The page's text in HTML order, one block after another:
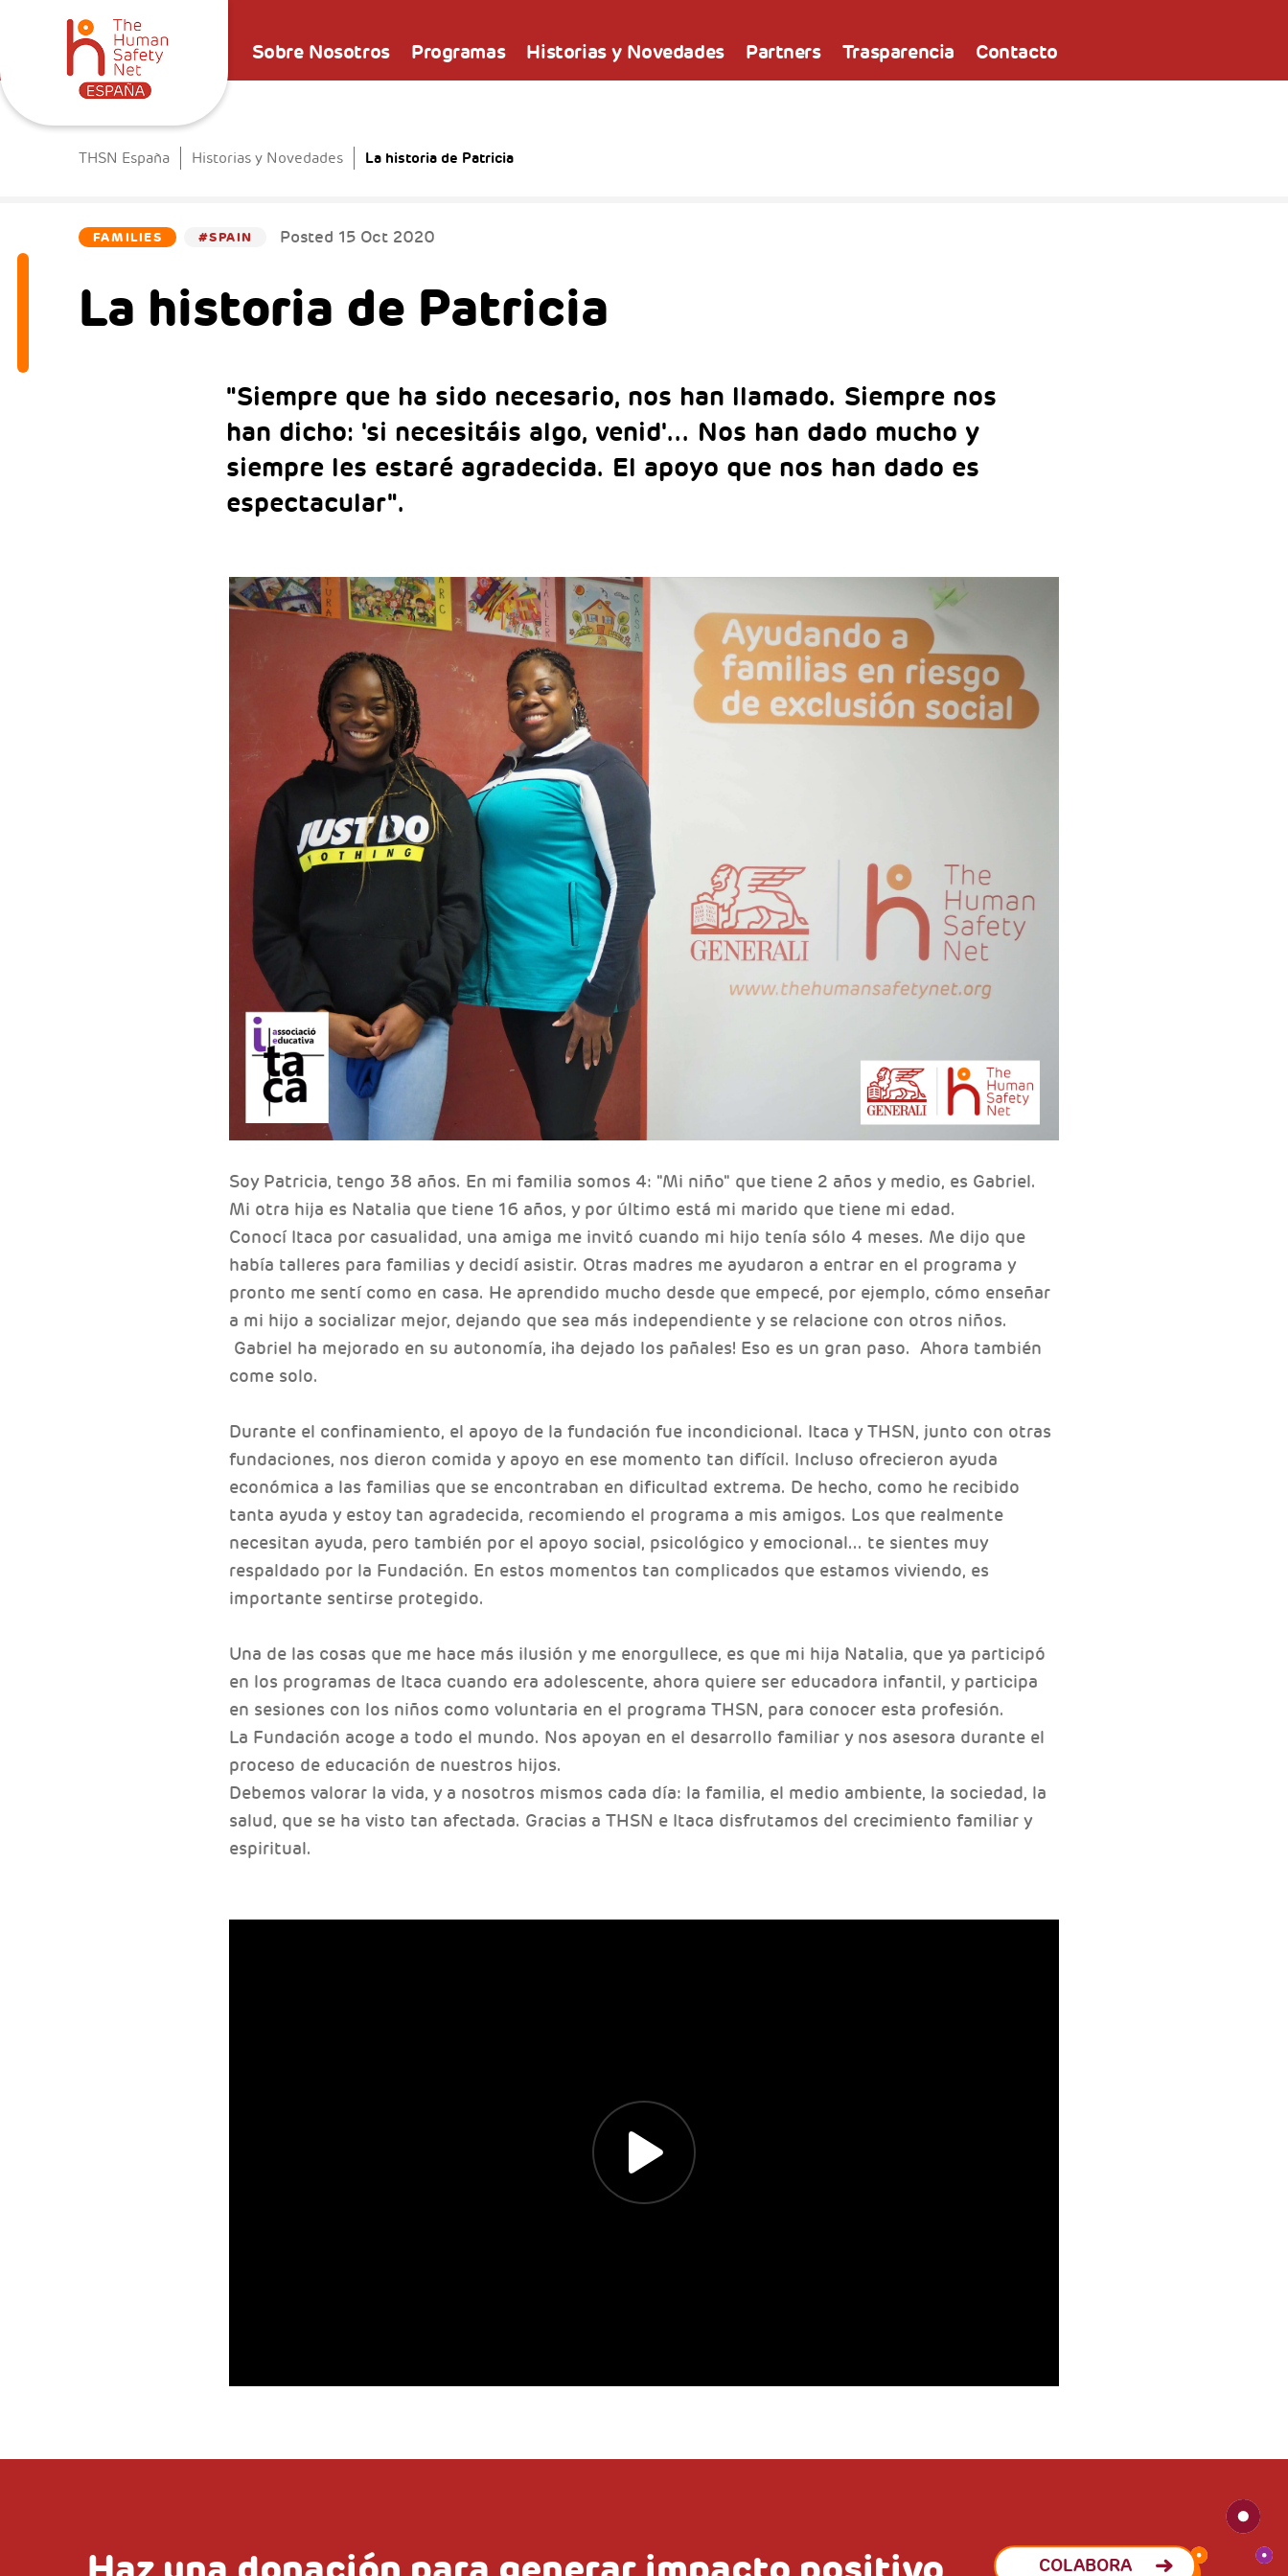
Sobre Nosotros Programas Historias y Novedades Partners Trasparencia Contacto
THSN España Historias y Novedades La historia de Patricia
FAMILIES #SPAIN Posted 15 Oct 2020
La historia de Patricia
"Siempre que ha sido necesario, nos han llamado. Siempre nos
han dicho: 'si necesitáis algo, venid'... Nos han dado mucho y
siempre les estaré agradecida. El apoyo que nos han dado es
espectacular".
Soy Patricia, tengo 38 años. En mi familia somos 4: "Mi niño" que tiene 2 años y medio, es Gabriel.
Mi otra hija es Natalia que tiene 16 años, y por último está mi marido que tiene mi edad.
Conocí Itaca por casualidad, una amiga me invitó cuando mi hijo tenía sólo 4 meses. Me dijo que
había talleres para familias y decidí asistir. Otras madres me ayudaron a entrar en el programa y
pronto me sentí como en casa. He aprendido mucho desde que empecé, por ejemplo, cómo enseñar
a mi hijo a socializar mejor, dejando que sea más independiente y se relacione con otros niños.
Gabriel ha mejorado en su autonomía, ¡ha dejado los pañales! Eso es un gran paso. Ahora también
come solo.
Durante el confinamiento, el apoyo de la fundación fue incondicional. Itaca y THSN, junto con otras
fundaciones, nos dieron comida y apoyo en ese momento tan difícil. Incluso ofrecieron ayuda
económica a las familias que se encontraban en dificultad extrema. De hecho, como he recibido
tanta ayuda y estoy tan agradecida, recomiendo el programa a mis amigos. Los que realmente
necesitan ayuda, pero también por el apoyo social, psicológico y emocional... te sientes muy
respaldado por la Fundación. En estos momentos tan complicados que estamos viviendo, es
importante sentirse protegido.
Una de las cosas que me hace más ilusión y me enorgullece, es que mi hija Natalia, que ya participó
en los programas de Itaca cuando era adolescente, ahora quiere ser educadora infantil, y participa
en sesiones con los niños como voluntaria en el programa THSN, para conocer esta profesión.
La Fundación acoge a todo el mundo. Nos apoyan en el desarrollo familiar y nos asesora durante el
proceso de educación de nuestros hijos.
Debemos valorar la vida, y a nosotros mismos cada día: la familia, el medio ambiente, la sociedad, la
salud, que se ha visto tan afectada. Gracias a THSN e Itaca disfrutamos del crecimiento familiar y
espiritual.
COLABORA